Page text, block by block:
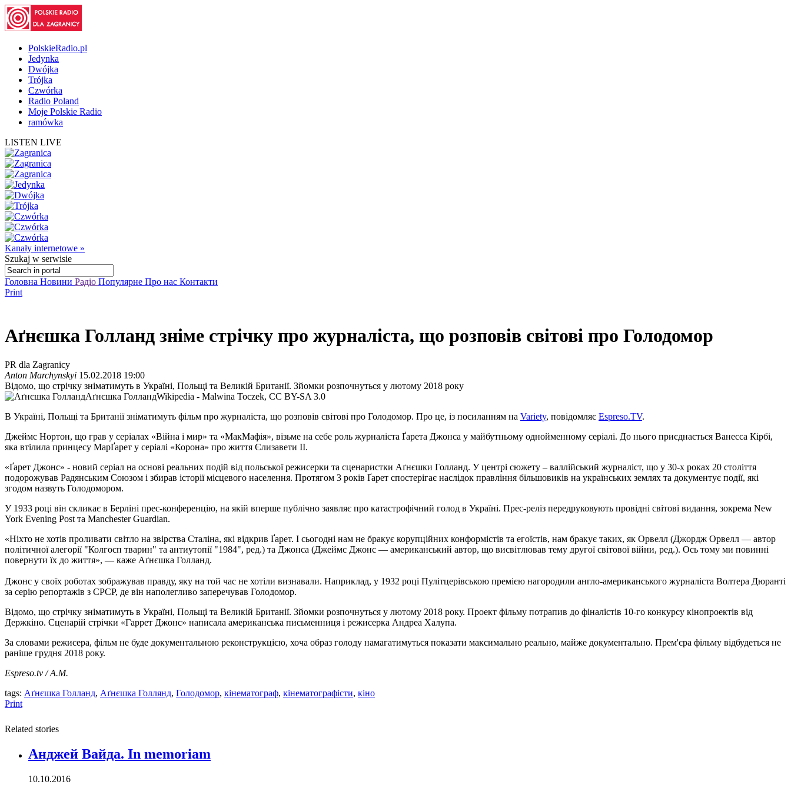
PolskieRadio.pl
Jedynka
Dwójka
Trójka
Czwórka
Radio Poland
Moje Polskie Radio
ramówka
LISTEN LIVE
Kanały internetowe »
Szukaj w serwisie
Головна Новини Радіо Популярне Про нас Контакти
Print
Аґнєшка Голланд зніме стрічку про журналіста, що розповів світові про Голодомор
PR dla Zagranicy
Anton Marchynskyi 15.02.2018 19:00
Відомо, що стрічку зніматимуть в Україні, Польщі та Великій Британії. Зйомки розпочнуться у лютому 2018 року
Аґнєшка ГолландWikipedia - Malwina Toczek, CC BY-SA 3.0
В Україні, Польщі та Британії зніматимуть фільм про журналіста, що розповів світові про Голодомор. Про це, із посиланням на Variety, повідомляє Espreso.TV.
Джеймс Нортон, що грав у серіалах «Війна і мир» та «МакМафія», візьме на себе роль журналіста Ґарета Джонса у майбутньому однойменному серіалі. До нього приєднається Ванесса Кірбі,
яка втілила принцесу МарҐарет у серіалі «Корона» про життя Єлизавети II.
«Ґарет Джонс» - новий серіал на основі реальних подій від польської режисерки та сценаристки Аґнєшки Голланд. У центрі сюжету – валлійський журналіст, що у 30-х роках 20 століття
подорожував Радянським Союзом і збирав історії місцевого населення. Протягом 3 років Ґарет спостерігає наслідок правління більшовиків на українських землях та документує події, які
згодом назвуть Голодомором.
У 1933 році він скликає в Берліні прес-конференцію, на якій вперше публічно заявляє про катастрофічний голод в Україні. Прес-реліз передруковують провідні світові видання, зокрема New
York Evening Post та Manchester Guardian.
«Ніхто не хотів проливати світло на звірства Сталіна, які відкрив Ґарет. І сьогодні нам не бракує корупційних конформістів та егоїстів, нам бракує таких, як Орвелл (Джордж Орвелл — автор
політичної алегорії "Колгосп тварин" та антиутопії "1984", ред.) та Джонса (Джеймс Джонс — американський автор, що висвітлював тему другої світової війни, ред.). Ось тому ми повинні
повернути їх до життя», — каже Аґнєшка Голланд.
Джонс у своїх роботах зображував правду, яку на той час не хотіли визнавали. Наприклад, у 1932 році Пулітцерівською премією нагородили англо-американського журналіста Волтера Дюранті
за серію репортажів з СРСР, де він наполегливо заперечував Голодомор.
Відомо, що стрічку зніматимуть в Україні, Польщі та Великій Британії. Зйомки розпочнуться у лютому 2018 року. Проект фільму потрапив до фіналістів 10-го конкурсу кінопроектів від
Держкіно. Сценарій стрічки «Гаррет Джонс» написала американська письменниця і режисерка Андреа Халупа.
За словами режисера, фільм не буде документальною реконструкцією, хоча образ голоду намагатимуться показати максимально реально, майже документально. Прем'єра фільму відбудеться не
раніше грудня 2018 року.
Espreso.tv / А.М.
tags: Аґнєшка Голланд, Аґнєшка Голлянд, Голодомор, кінематограф, кінематографісти, кіно
Print
Related stories
Анджей Вайда. In memoriam
10.10.2016